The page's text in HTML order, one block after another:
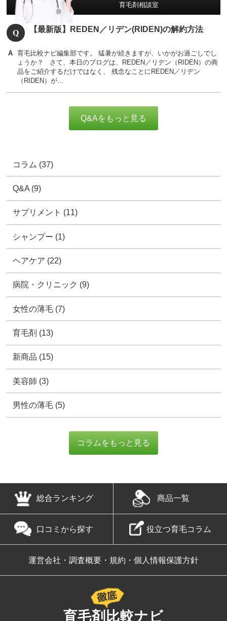
育毛剤相談室
【最新版】REDEN／リデン(RIDEN)の解約方法
育毛比較ナビ編集部です。 猛暑が続きますが、いかがお過ごしでし
ょうか？ さて、本日のブログは、REDEN／リデン（RIDEN）の商
品をご紹介するだけではなく、 残念なことにREDEN／リデン
（RIDEN）が…
Q&Aをもっと見る
総合ランキング 商品一覧
口コミから探す 役立つ育毛コラム
運営会社・調査概要・規約・個人情報保護方針
育毛剤比較ナビ